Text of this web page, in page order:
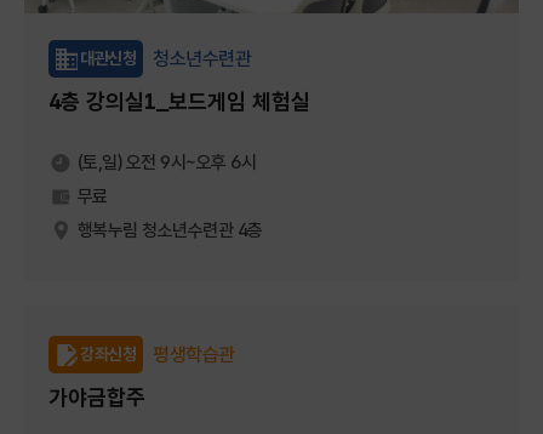
대관신청 청소년수련관
4층 강의실1_보드게임 체험실
(토,일) 오전 9시~오후 6시
무료
행복누림 청소년수련관 4층
강좌신청 평생학습관
가야금합주